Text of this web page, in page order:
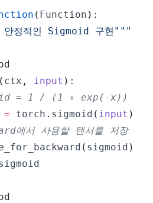
( Function ) :
안정적인 Sigmoid 구현"""
( ctx , input ) :
= 1 / (1 + exp(-x))
= torch . sigmoid ( input )
에서 사용할 텐서를 저장
( sigmoid )